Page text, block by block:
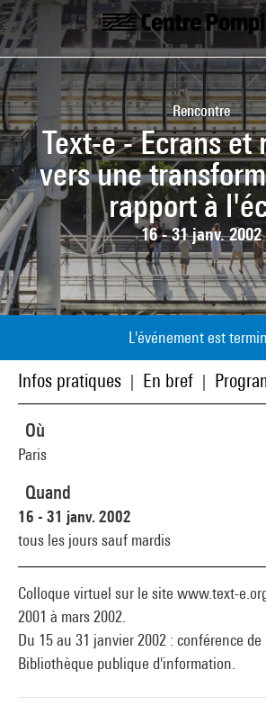
Aller au contenu principal
Centre Pompidou
Rencontre
Text-e - Ecrans et
vers une
rapport à
16 - 31 janv. 2002
L'événement est
Infos pratiques En bref
Colloque virtuel sur le site www.text-
2001 à mars 2002.
Du 15 au 31 janvier 2002 : conférence
Bibliothèque publique d'information.
Où
Paris
Quand
16 - 31 janv. 2002
tous les jours sauf mardis